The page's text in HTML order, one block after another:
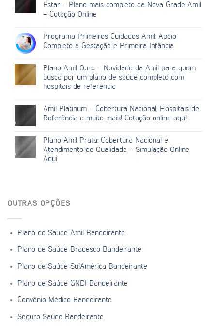
Estar – Plano mais completo da Nova Grade Amil
– Cotação Online
Programa Primeiros Cuidados Amil: Apoio
Completo à Gestação e Primeira Infância
Plano Amil Ouro – Novidade da Amil para quem
busca por um plano de saúde completo com
hospitais de referência
Amil Platinum – Cobertura Nacional, Hospitais de
Referência e muito mais! Cotação online aqui!
Plano Amil Prata: Cobertura Nacional e
Atendimento de Qualidade – Simulação Online
Aqui
OUTRAS OPÇÕES
Plano de Saúde Amil Bandeirante
Plano de Saúde Bradesco Bandeirante
Plano de Saúde SulAmérica Bandeirante
Plano de Saúde GNDI Bandeirante
Convênio Médico Bandeirante
Seguro Saúde Bandeirante